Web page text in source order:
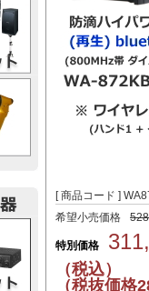
[ 商品コード ]
希望小売価格
特別価格
（税込）
（税抜価格